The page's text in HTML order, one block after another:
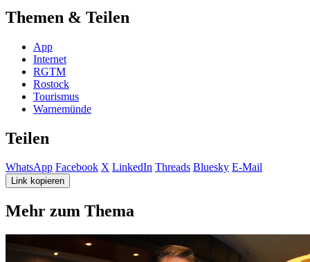
Themen & Teilen
App
Internet
RGTM
Rostock
Tourismus
Warnemünde
Teilen
WhatsApp Facebook X LinkedIn Threads Bluesky E-Mail
Link kopieren
Mehr zum Thema